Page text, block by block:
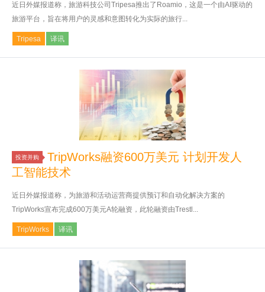
近日外媒报道称，旅游科技公司Tripesa推出了Roamio，这是一个由AI驱动的
旅游平台，旨在将用户的灵感和意图转化为实际的旅行...
Tripesa 译讯
投资并购
TripWorks融资600万美元 计划开发人
工智能技术
近日外媒报道称，为旅游和活动运营商提供预订和自动化解决方案的
TripWorks宣布完成600万美元A轮融资，此轮融资由Trestl...
TripWorks 译讯